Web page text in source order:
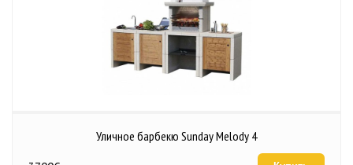
Уличное барбекю Sunday Melody 4